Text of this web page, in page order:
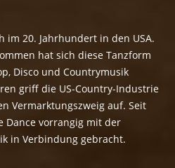
im 20. Jahrhundert in den USA.
hat sich diese Tanzform
Disco und Countrymusik
griff die US-Country-Industrie
Vermarktungszweig auf. Seit
Dance vorrangig mit der
in Verbindung gebracht.